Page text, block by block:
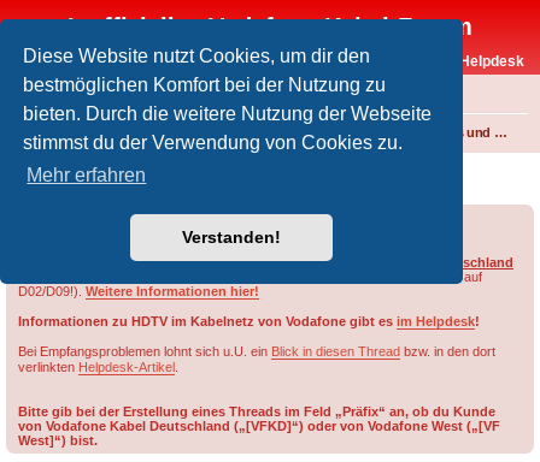
Diese Website nutzt Cookies, um dir den
bestmöglichen Komfort bei der Nutzung zu
bieten. Durch die weitere Nutzung der Webseite
stimmst du der Verwendung von Cookies zu.
Mehr erfahren
Verstanden!
Inoffizielles Vodafone-Kabel-Forum
Vodafone-Kabel-Helpdesk
FAQ
Foren-Übersicht Fernsehen und Radio über Kabel Kabelanschluss und Vodafone Basic TV
Sender fehlen seit Frequenzumstellung
Die HD-Sender von RTL werden im Netzbereich von ehem.
Vodafone Deutschland
freigeschaltet (nicht auf
D02/D09!). Weitere Informationen hier!
Informationen zu HDTV im Kabelnetz von Vodafone gibt es im Helpdesk!
Bei Empfangsproblemen lohnt sich u.U. ein Blick in diesen Thread bzw. in den dort
verlinkten Helpdesk-Artikel
Bitte gib bei der Erstellung eines Threads im Feld „Präfix“ an, ob du Kunde
von Vodafone Kabel Deutschland („[VFKD]“) oder von Vodafone West („[VF
West]“) bist.